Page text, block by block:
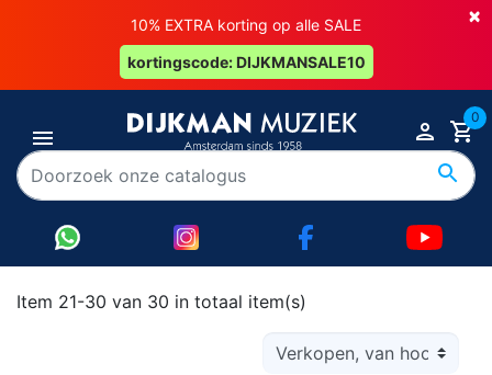
×
10% EXTRA korting op alle SALE
kortingscode: DIJKMANSALE10
0
Item 21-30 van 30 in totaal item(s)